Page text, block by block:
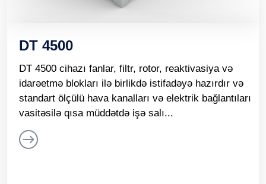
DT 4500
DT 4500 cihazı fanlar, filtr, rotor, reaktivasiya və
idarəetmə blokları ilə birlikdə istifadəyə hazırdır və
standart ölçülü hava kanalları və elektrik bağlantıları
vasitəsilə qısa müddətdə işə salı...